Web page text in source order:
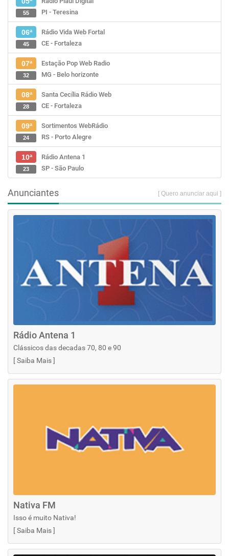
PI - Teresina
55
06ª
Rádio Vida Web Fortal
CE - Fortaleza
45
07ª
Estação Pop Web Radio
MG - Belo horizonte
32
08ª
Santa Cecília Rádio Web
CE - Fortaleza
28
09ª
Sortimentos WebRádio
RS - Porto Alegre
24
10ª
Rádio Antena 1
SP - São Paulo
23
Anunciantes [ Quero anunciar aqui ]
Rádio Antena 1
Clássicos das decadas 70, 80 e 90
[Saiba Mais]
Nativa FM
Isso é muito Nativa!
[Saiba Mais]